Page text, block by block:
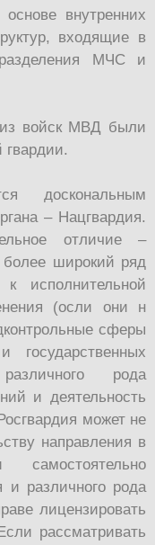
внутренних
входящие в
МЧС и
из войск МВД были
гвардии.
доскональным
– Нацгвардия.
отличие –
более широкий ряд
исполнительной
(осли они н
сферы
государственных
рода
и деятельность
может не
направления в
и различного рода
лицензировать
рассматривать